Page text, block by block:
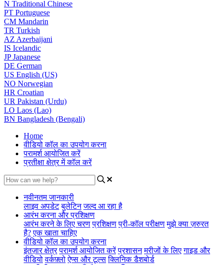
N Traditional Chinese
PT Portuguese
CM Mandarin
TR Turkish
AZ Azerbaijani
IS Icelandic
JPJapanese
DE German
US English (US)
NO Norwegian
HR Croatian
UR Pakistan (Urdu)
LO Laos (Lao)
BN Bangladesh (Bengali)
Home
वीडियो कॉल का उपयोग करना
परामर्श आयोजित करें
प्रतीक्षा क्षेत्र में कॉल करें
नवीनतम जानकारी
लाइव अपडेट बुलेटिन जल्द आ रहा है
आरंभ करना और प्रशिक्षण
आरंभ करने के लिए चरण प्रशिक्षण प्री-कॉल परीक्षण मुझे क्या ज़रुरत
है? एक खाता चाहिए
वीडियो कॉल का उपयोग करना
इंतज़ार क्षेत्र परामर्श आयोजित करें प्रशासन मरीजों के लिए गाइड और
वीडियो वर्कफ़्लो ऐप्स और टूल्स क्लिनिक डैशबोर्ड